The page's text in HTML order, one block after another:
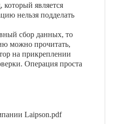
является
нельзя подделать
сбор данных, то
можно прочитать,
на прикреплении
Операция проста
Laipson.pdf